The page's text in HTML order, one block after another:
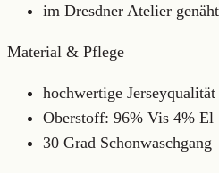
im Dresdner Atelier genäht
Material & Pflege
hochwertige
Oberstoff: 96% Vis 4% El
30 Grad Schonwaschgang